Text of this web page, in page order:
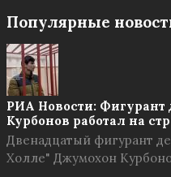
Популярные
РИА Новости: Фигурант
Курбонов работал на
Двенадцатый фигурант
Холле" Джумохон